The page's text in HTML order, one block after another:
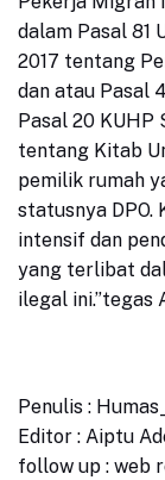
dalam Pasal 81
2017 tentang
dan atau Pasal
Pasal 20 KUHP
tentang Kitab
pemilik rumah
statusnya DPO.
intensif dan
yang terlibat
ilegal ini.”tegas
Penulis :
Editor : Aiptu
follow up : web